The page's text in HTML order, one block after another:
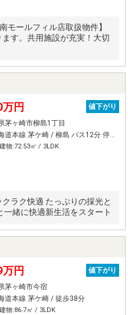
モールフィル店取扱物件】
す。共用施設が充実！大切
円
値下がり
茅ヶ崎市柳島1丁目
ＪＲ東海道本線 茅ケ崎 / 柳島 バス12分 停歩3分
物:72.53㎡ / 3LDK
ラク快適 たっぷりの採光と
緒に快適新生活をスタート
円
値下がり
茅ヶ崎市今宿
道本線 茅ケ崎 / 徒歩38分
物:86.7㎡ / 3LDK